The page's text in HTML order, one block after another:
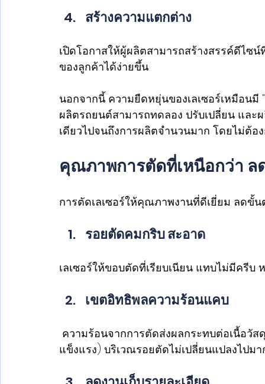
สร้างความแตกต่าง
เปิดโอกาสให้ผู้ผลิตสามารถสร้างสรรค์ดีไ
ของลูกค้าได้ง่ายขึ้น
นอกจากนี้ ความยืดหยุ่นของเลเซอร์เหมือนมี
ผลิตรถยนต์สามารถทดลอง ปรับเปลี่ยน และ
เดียวไปจนถึงการผลิตจำนวนมาก โดยไม่ต้อ
คุณภาพการตัดที่เหนือกว่า
การตัดเลเซอร์ให้คุณภาพงานที่ดีเยี่ยม ลดขั้น
รอยตัดคมกริบ สะอาด
เลเซอร์ให้ขอบตัดที่เรียบเนียน แทบไม่มีครีบ
เขตอิทธิพลความร้อนแคบ
ความร้อนจากการตัดส่งผลกระทบต่อเนื้อวั
แข็งแรง) บริเวณรอยตัดไม่เปลี่ยนแปลงไป